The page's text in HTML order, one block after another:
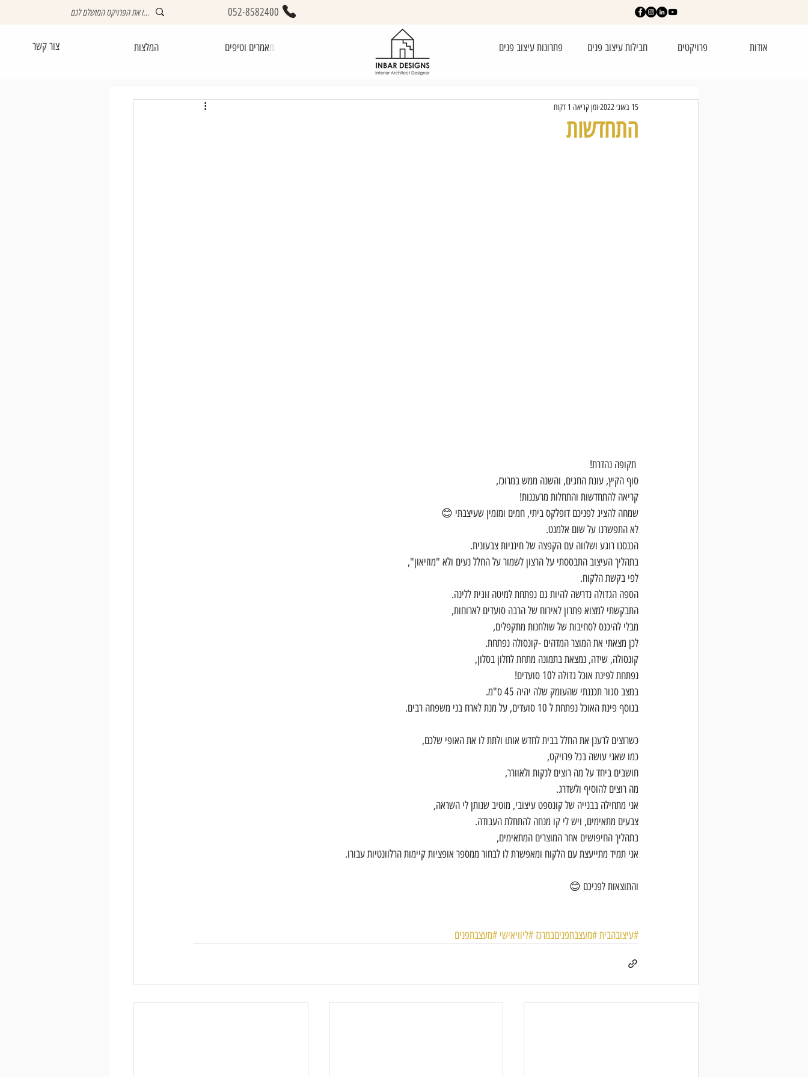
052-8582400
צור קשר המלצות מאמרים וטיפים פתרונות עיצוב פנים חבילות עיצוב פנים פרויקטים אודות
התחדשות
15 באוג׳ 2022 זמן קריאה 1 דקות
סוף הקיץ, עונת החגים, והשנה ממש במרוכז,
קריאה להתחדשות והתחלות מרעננות!
שמחה להציג לפניכם דופלקס ביתי, חמים ומזמין שעיצבתי 😊
לא התפשרנו על שום אלמנט.
הכנסנו רוגע ושלווה עם הקפצה של חינניות צבעונית.
בתהליך העיצוב התבססתי על הרצון לשמור על החלל נעים ולא "מוזיאון",
לפי בקשת הלקוח.
הספה הגדולה נדרשה להיות גם נפתחת למיטה זוגית ללינה.
התבקשתי למצוא פתרון לאירוח של הרבה סועדים לארוחות,
מבלי להיכנס לסחיבות של שולחנות מתקפלים,
לכן מצאתי את המוצר המדהים -קונסולה נפתחת.
קונסולה, שידה, נמצאת בתמונה מתחת לחלון בסלון,
נפתחת לפינת אוכל גדולה ל10 סועדים!
במצב סגור תכננתי שהעומק שלה יהיה 45 ס"מ.
בנוסף פינת האוכל נפתחת ל 10 סועדים, על מנת לארח בני משפחה רבים.
כשרוצים לרענן את החלל בבית לחדש אותו ולתת לו את האופי שלכם,
כמו שאני עושה בכל פרויקט,
חושבים ביחד על מה רוצים לנקות ולאוורר,
מה רוצים להוסיף ולשדרג.
אני מתחילה בבנייה של קונספט עיצובי, מוטיב שנותן לי השראה,
צבעים מתאימים, ויש לי קו מנחה להתחלת העבודה.
בתהליך החיפושים אחר המוצרים המתאימים,
אני תמיד מתייעצת עם הלקוח ומאפשרת לו לבחור ממספר אופציות קיימות הרלוונטיות עבורו.
והתוצאות לפניכם 😊
#עיצובהבית#מעצבתפניםבמרכז #ליוויאישי #מעצבתפנים